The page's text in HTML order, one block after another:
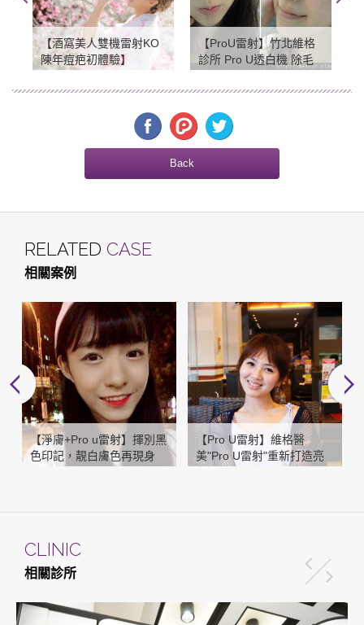
【酒窩美人雙機雷射KO
陳年痘疤初體驗】
【ProU雷射】竹北維格
診所 Pro U透白機 除毛
斑
Back
RELATED CASE
相關案例
【淨膚+Pro u雷射】揮別黑
色印記，靚白膚色再現身
【Pro U雷射】維格醫
美"Pro U雷射"重新打造亮
CLINIC
相關診所